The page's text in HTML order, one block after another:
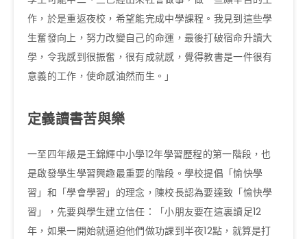
作，於是重返夜校，希望能完成中學課程。我見到這些學
生奮發向上，努力改變自己的命運，最後打破宿命升讀大
學，令我感到很振奮，很有成就感，覺得教書是一件很有
意義的工作，使命感油然而生。」
定義讀書苦與樂
一至四年級是王錦輝中小學12年學習歷程的第一階段，也
是啟發學生學習興趣最重要的階段。學校提倡「愉快學
習」和「學會學習」的理念，陳校長認為要達致「愉快學
習」，先要與學生建立信任：「小朋友要在這裏讀足12
年，如果一開始就逼迫他們做功課到半夜12點，就算是打